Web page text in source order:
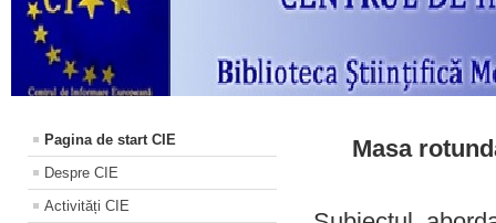
Pagina de start CIE
Despre CIE
Activități CIE
Masa